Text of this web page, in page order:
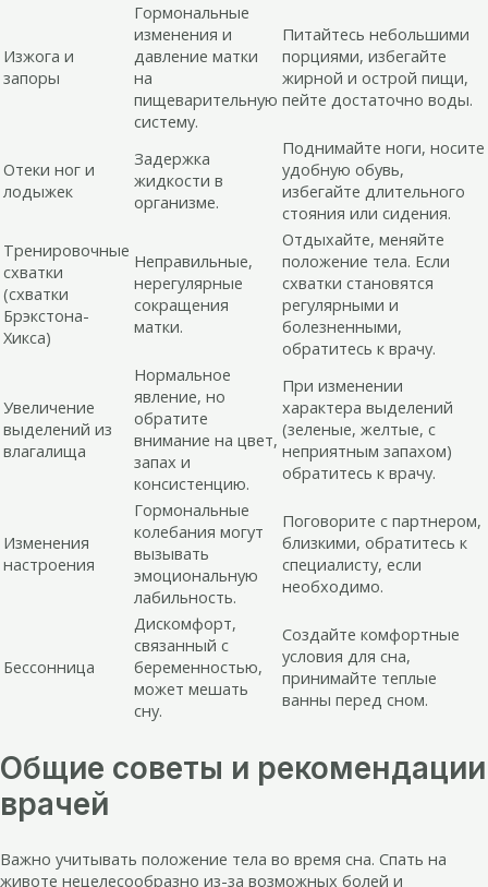
Изжога и
запоры
Гормональные
изменения и
давление матки
на
пищеварительную
систему.
Питайтесь небольшими
порциями, избегайте
жирной и острой пищи,
пейте достаточно воды.
Отеки ног и
лодыжек
Задержка
жидкости в
организме.
Поднимайте ноги, носите
удобную обувь,
избегайте длительного
стояния или сидения.
Тренировочные
схватки
(схватки
Брэкстона-
Хикса)
Неправильные,
нерегулярные
сокращения
матки.
Отдыхайте, меняйте
положение тела. Если
схватки становятся
регулярными и
болезненными,
обратитесь к врачу.
Увеличение
выделений из
влагалища
Нормальное
явление, но
обратите
внимание на цвет,
запах и
консистенцию.
При изменении
характера выделений
(зеленые, желтые, с
неприятным запахом)
обратитесь к врачу.
Изменения
настроения
Гормональные
колебания могут
вызывать
эмоциональную
лабильность.
Поговорите с партнером,
близкими, обратитесь к
специалисту, если
необходимо.
Бессонница
Дискомфорт,
связанный с
беременностью,
может мешать
сну.
Создайте комфортные
условия для сна,
принимайте теплые
ванны перед сном.
Общие советы и рекомендации
врачей
Важно учитывать положение тела во время сна. Спать на
животе нецелесообразно из-за возможных болей и